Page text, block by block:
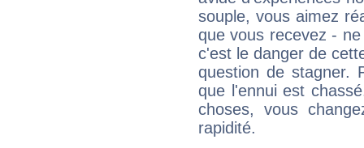
souple, vous aimez
que vous recevez -
c'est le danger de
question de stagner.
que l'ennui est
choses, vous
rapidité.